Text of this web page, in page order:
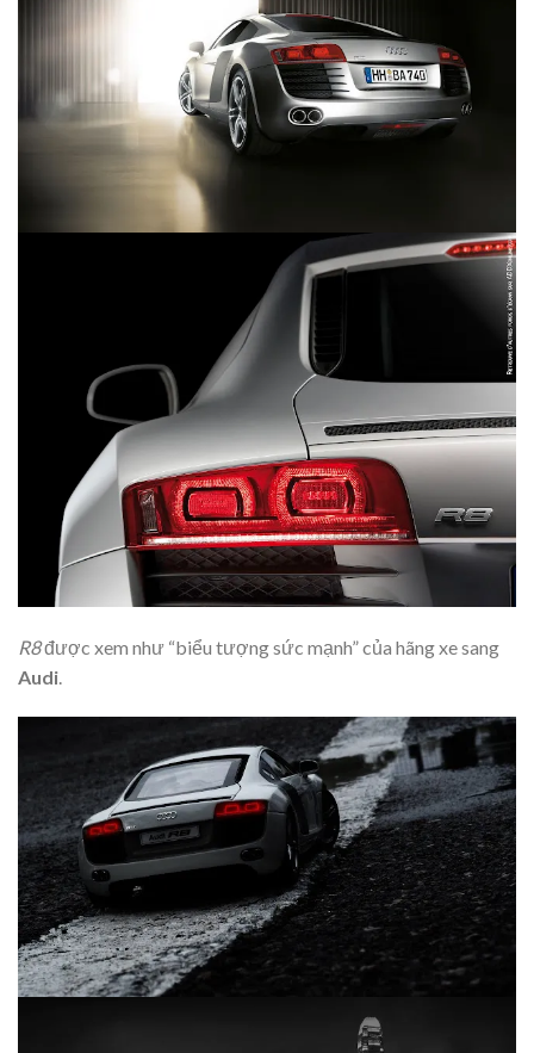
R8được xem như “biểu tượng sức mạnh” của hãng xe sang
Audi